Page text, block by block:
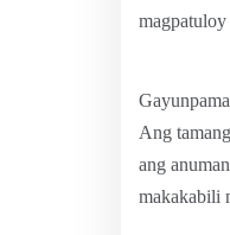
Ang
ang
makakabili